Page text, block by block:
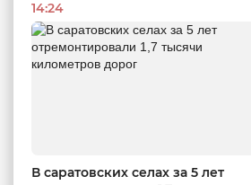
14:24
В саратовских селах за 5 лет